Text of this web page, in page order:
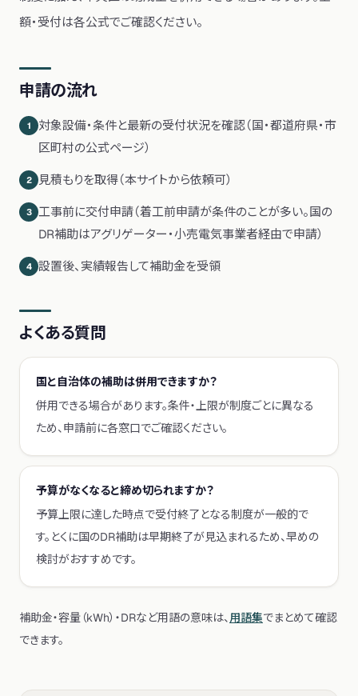
額・受付は各公式でご確認ください。
申請の流れ
1
対象設備・条件と最新の受付状況を確認（国・都道府県・市
区町村の公式ページ）
2 見積もりを取得（本サイトから依頼可）
3
工事前に交付申請（着工前申請が条件のことが多い。国の
DR補助はアグリゲーター・小売電気事業者経由で申請）
4 設置後、実績報告して補助金を受領
よくある質問
国と自治体の補助は併用できますか？
併用できる場合があります。条件・上限が制度ごとに異なる
ため、申請前に各窓口でご確認ください。
予算がなくなると締め切られますか？
予算上限に達した時点で受付終了となる制度が一般的で
す。とくに国のDR補助は早期終了が見込まれるため、早めの
検討がおすすめです。
補助金・容量（kWh）・DRなど用語の意味は、用語集でまとめて確認
できます。